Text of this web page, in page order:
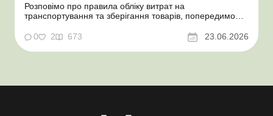
Розповімо про правила обліку витрат на
транспортування та зберігання товарів, попередимо
нормативне обґрунтування. Проблемні витрати:
податкові ризики та судова практика Здавалось би, у
цьому питанні неоднозначності бути не може. Однак,
0 2 673 23.06.2026